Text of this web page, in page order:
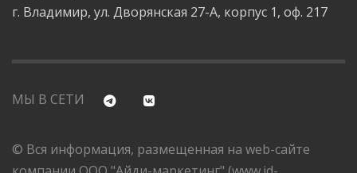
г. Владимир, ул. Дворянская 27-А, корпус 1, оф. 217
МЫ В СЕТИ
© Вся информация, размещенная на web-сайте